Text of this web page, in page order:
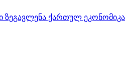
ზეგავლენა ქართულ